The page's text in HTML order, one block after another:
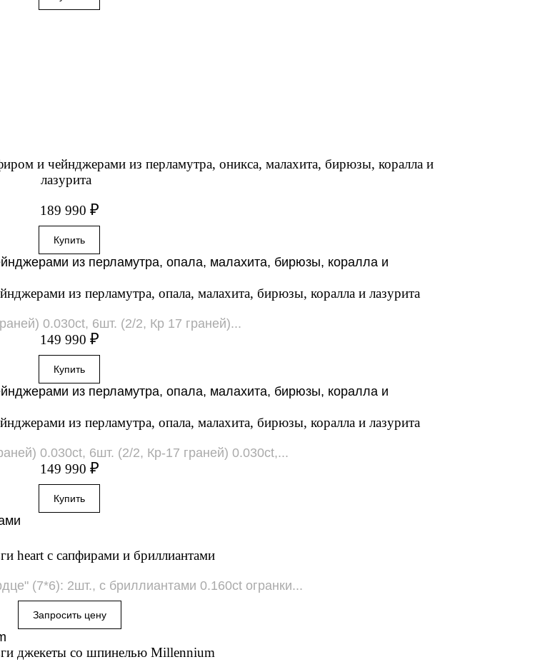
и чейнджерами из перламутра, оникса, малахита, бирюзы, коралла и
лазурита
189 990 ₽
из перламутра, опала, малахита, бирюзы, коралла и лазурита
0.030ct, 6шт. (2/2, Кр 17 граней)...
149 990 ₽
из перламутра, опала, малахита, бирюзы, коралла и лазурита
0.030ct, 6шт. (2/2, Кр-17 граней) 0.030ct,...
149 990 ₽
heart с сапфирами и бриллиантами
(7*6): 2шт., с бриллиантами 0.160ct огранки...
джекеты со шпинелью Millennium